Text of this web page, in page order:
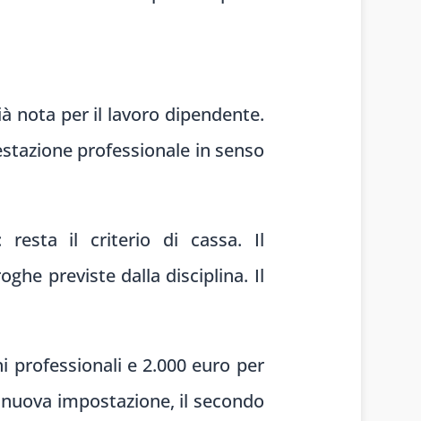
nota per il lavoro dipendente.
professionale in senso
resta il criterio di cassa. Il
previste dalla disciplina. Il
professionali e 2.000 euro per
impostazione, il secondo